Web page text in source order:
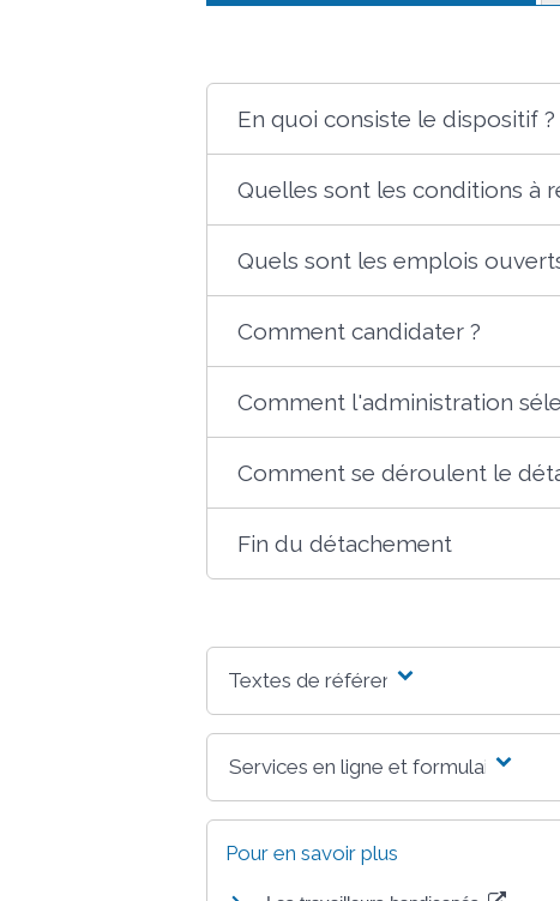
En quoi consiste le dispositif ?
Quelles sont les conditions à
Quels sont les emplois
Comment candidater ?
Comment l'administration
Comment se déroulent le
Fin du détachement
Textes de référence
Services en ligne et formulaires
Pour en savoir plus